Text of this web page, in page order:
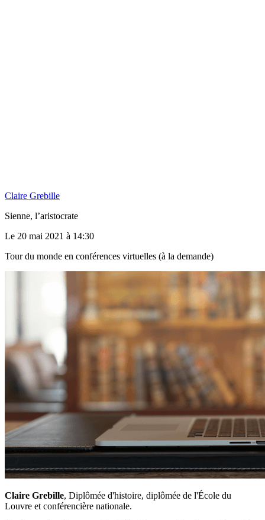
Claire Grebille
Sienne, l’aristocrate
Le 20 mai 2021 à 14:30
Tour du monde en conférences virtuelles (à la demande)
Claire Grebille, Diplômée d'histoire, diplômée de l'École du
Louvre et conférencière nationale.